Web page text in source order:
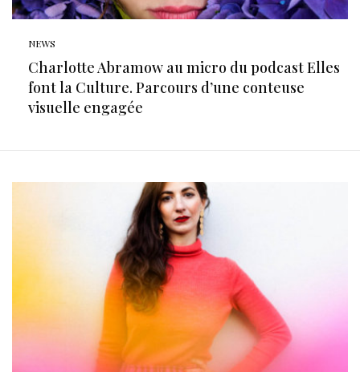
NEWS
Charlotte Abramow au micro du podcast Elles
font la Culture. Parcours d’une conteuse
visuelle engagée